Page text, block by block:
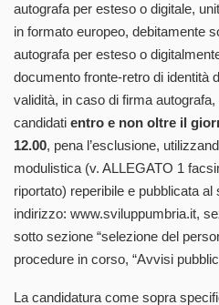
autografa per esteso o digitale,
in formato europeo, debitamente
autografa per esteso o
documento fronte-retro di identità
validità, in caso di firma
candidati entro e non oltre il
12.00, pena l’esclusione,
modulistica (v. ALLEGATO 1
riportato) reperibile e pubblicata al
indirizzo: www.sviluppumbria.it,
sotto sezione “selezione del
procedure in corso, “Avvisi
La candidatura come sopra